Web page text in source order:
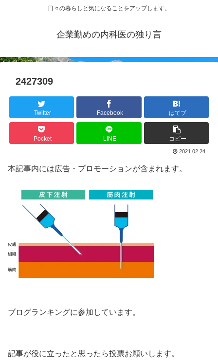
日々の暮らしと気になることをアップします。
企業勤めの内科医の独り言
2427309
Twitter Facebook はてブ
Pocket LINE コピー
2021.02.24
本記事内には広告・プロモーションが含まれます。
ブログランキングに参加しています。
記事が役に立ったと思ったら投票お願いします。